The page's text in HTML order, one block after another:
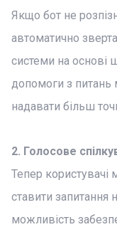
Якщо бот не
автоматично
системи на основі
допомоги з питань
надавати більш
2. Голосове
Тепер
ставити запитання
можливість